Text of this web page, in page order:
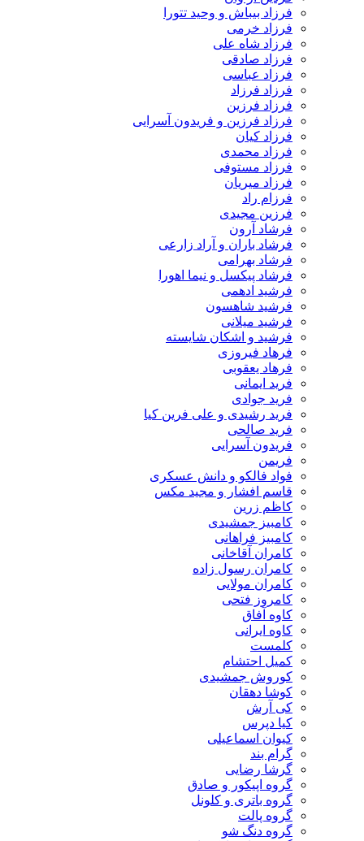
فرزاد بیباش و وحید تتورا
فرزاد خرمی
فرزاد شاه علی
فرزاد صادقی
فرزاد عباسی
فرزاد فرزاد
فرزاد فرزین
فرزاد فرزین و فریدون آسرایی
فرزاد کیان
فرزاد محمدی
فرزاد مستوفی
فرزاد میریان
فرزام راد
فرزین مجیدی
فرشاد آرون
فرشاد باران و آراد زارعی
فرشاد بهرامی
فرشاد پیکسل و نیما اهورا
فرشید ادهمی
فرشید شاهسون
فرشید میلانی
فرشید و اشکان شایسته
فرهاد فیروزی
فرهاد یعقوبی
فرید ایمانی
فرید جوادی
فرید رشیدی و علی فرین کیا
فرید صالحی
فریدون آسرایی
فریمن
فواد فالکو و دانش عسکری
قاسم افشار و مجید مکس
کاظم زرین
کامبیز جمشیدی
کامبیز فراهانی
کامران آقاخانی
کامران رسول زاده
کامران مولایی
کامروز فتحی
کاوه آفاق
کاوه ایرانی
کلمست
کمیل احتشام
کوروش جمشیدی
کوشا دهقان
کی آرش
کیا دپرس
کیوان اسماعیلی
گرام بند
گرشا رضایی
گروه اپیکور و صادق
گروه باتری و کلونل
گروه پالت
گروه دنگ شو